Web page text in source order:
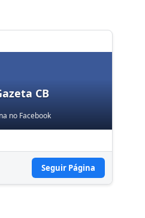
CB
no Facebook
Seguir Página